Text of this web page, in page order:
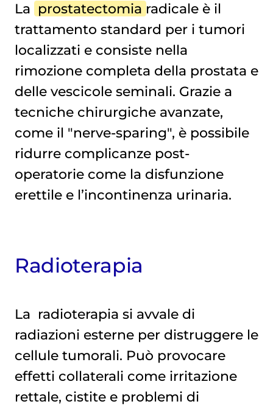
La prostatectomia radicale è il
trattamento standard per i tumori
localizzati e consiste nella
rimozione completa della prostata e
delle vescicole seminali. Grazie a
tecniche chirurgiche avanzate,
come il "nerve-sparing", è possibile
ridurre complicanze post-
operatorie come la disfunzione
erettile e l’incontinenza urinaria.
Radioterapia
La radioterapia si avvale di
radiazioni esterne per distruggere le
cellule tumorali. Può provocare
effetti collaterali come irritazione
rettale, cistite e problemi di